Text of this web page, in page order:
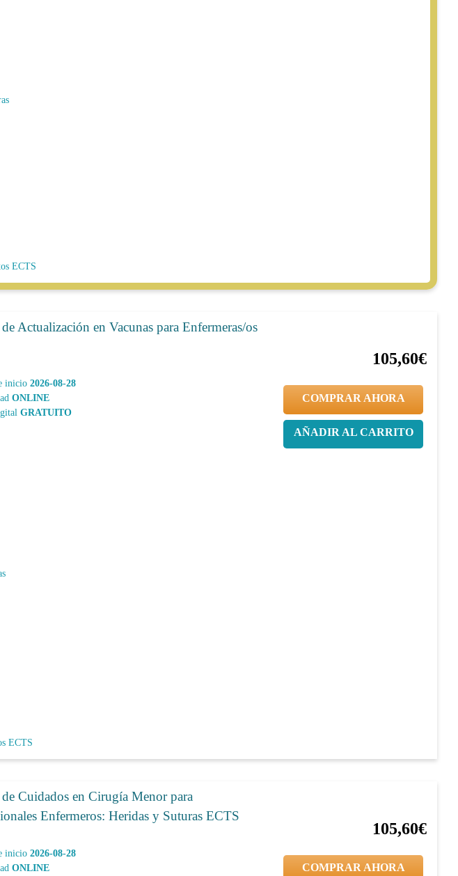
ECTS
Actualización en Vacunas para Enfermeras/os
inicio 2026-08-28
ONLINE
GRATUITO
ECTS
105,60€
COMPRAR AHORA
AÑADIR AL CARRITO
Cuidados en Cirugía Menor para
Enfermeros: Heridas y Suturas ECTS
inicio 2026-08-28
ONLINE
105,60€
COMPRAR AHORA